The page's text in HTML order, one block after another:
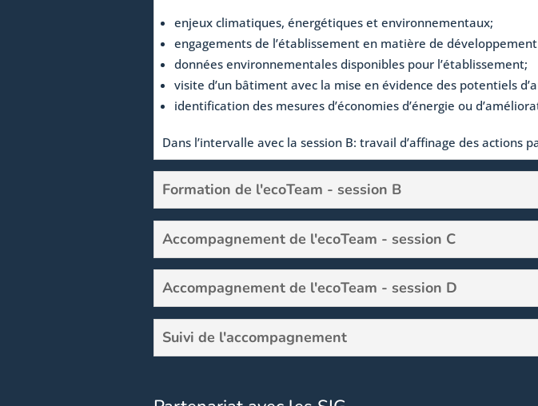
enjeux climatiques, énergétiques et environnementaux;
engagements de l’établissement en matière de
données environnementales disponibles pour l’établissement;
visite d’un bâtiment avec la mise en évidence des potentiels
identification des mesures d’économies d’énergie ou
Dans l’intervalle avec la session B: travail d’affinage des actions
Formation de l'ecoTeam - session B
Accompagnement de l'ecoTeam - session C
Accompagnement de l'ecoTeam - session D
Suivi de l'accompagnement